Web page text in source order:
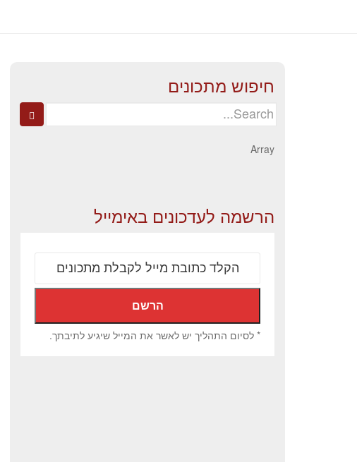
חיפוש מתכונים
Search
Array
הרשמה לעדכונים באימייל
* לסיום התהליך יש לאשר את המייל שיגיע לתיבתך.